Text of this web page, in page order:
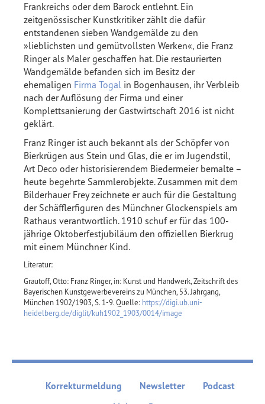
Frankreichs oder dem Barock entlehnt. Ein
zeitgenössischer Kunstkritiker zählt die dafür
entstandenen sieben Wandgemälde zu den
»lieblichsten und gemütvollsten Werken«, die Franz
Ringer als Maler geschaffen hat. Die restaurierten
Wandgemälde befanden sich im Besitz der
ehemaligen Firma Togal in Bogenhausen, ihr Verbleib
nach der Auflösung der Firma und einer
Komplettsanierung der Gastwirtschaft 2016 ist nicht
geklärt.
Franz Ringer ist auch bekannt als der Schöpfer von
Bierkrügen aus Stein und Glas, die er im Jugendstil,
Art Deco oder historisierendem Biedermeier bemalte –
heute begehrte Sammlerobjekte. Zusammen mit dem
Bilderhauer Frey zeichnete er auch für die Gestaltung
der Schäfflerfiguren des Münchner Glockenspiels am
Rathaus verantwortlich. 1910 schuf er für das 100-
jährige Oktoberfestjubiläum den offiziellen Bierkrug
mit einem Münchner Kind.
Literatur:
Grautoff, Otto: Franz Ringer, in: Kunst und Handwerk, Zeitschrift des
Bayerischen Kunstgewerbevereins zu München, 53. Jahrgang,
München 1902/1903, S. 1-9. Quelle: https://digi.ub.uni-
heidelberg.de/diglit/kuh1902_1903/0014/image
Korrekturmeldung Newsletter
Podcast